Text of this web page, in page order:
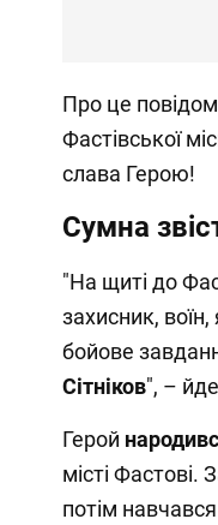
Про це
Фастівської
слава Герою!
Сумна
"На щиті до
захисник,
бойове
Сітніков", –
Герой
місті Фастові.
потім